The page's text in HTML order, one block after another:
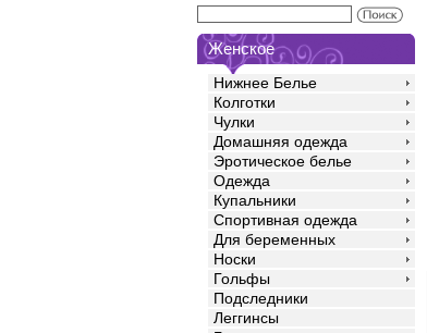
Женское
Нижнее Белье
Колготки
Чулки
Домашняя одежда
Эротическое белье
Одежда
Купальники
Спортивная одежда
Для беременных
Носки
Гольфы
Подследники
Леггинсы